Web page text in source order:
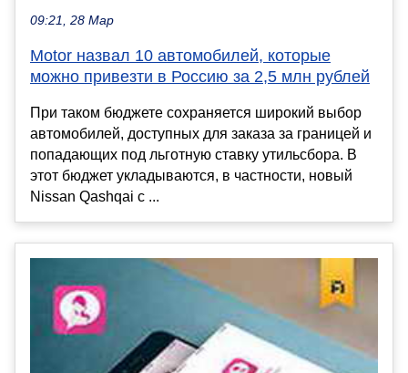
09:21, 28 Мар
Motor назвал 10 автомобилей, которые
можно привезти в Россию за 2,5 млн рублей
При таком бюджете сохраняется широкий выбор
автомобилей, доступных для заказа за границей и
попадающих под льготную ставку утильсбора. В
этот бюджет укладываются, в частности, новый
Nissan Qashqai с ...